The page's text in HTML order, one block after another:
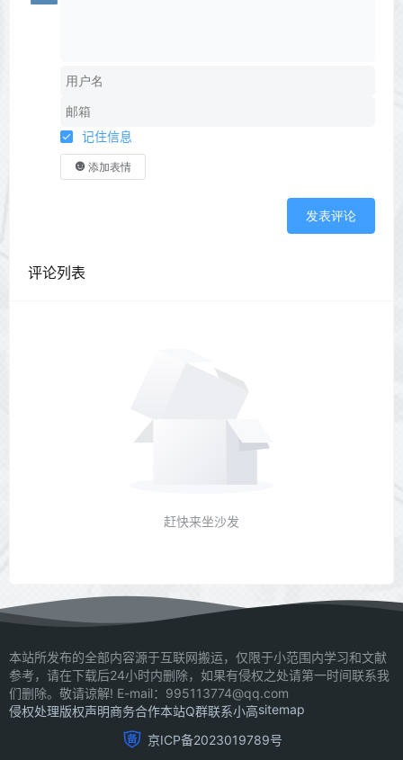
记住信息
添加表情
发表评论
评论列表
赶快来坐沙发
本站所发布的全部内容源于互联网搬运，仅限于小范围内学习和文献
参考，请在下载后24小时内删除，如果有侵权之处请第一时间联系我
们删除。敬请谅解! E-mail：995113774@qq.com
侵权处理版权声明商务合作本站Q群联系小高sitemap
京ICP备2023019789号